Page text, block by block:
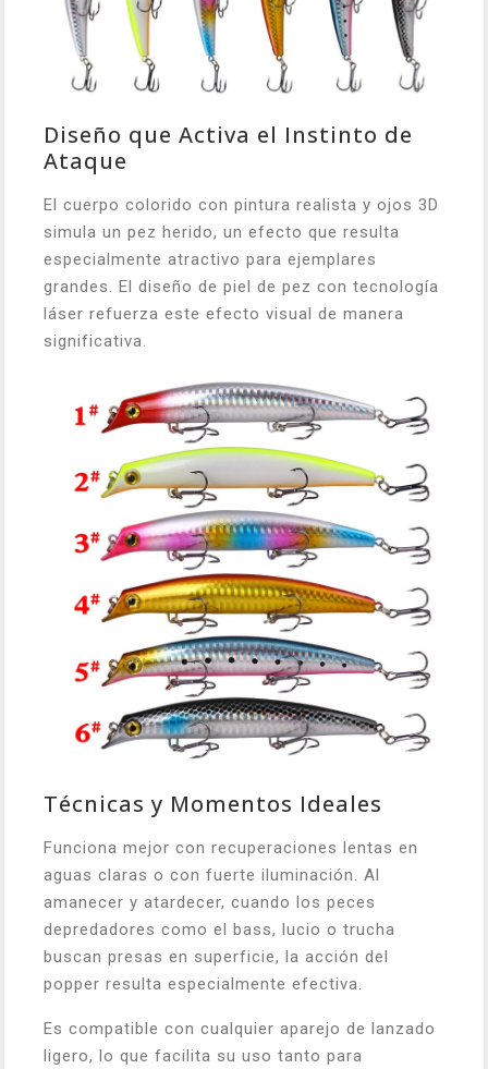
Diseño que Activa el Instinto de
Ataque
El cuerpo colorido con pintura realista y ojos 3D
simula un pez herido, un efecto que resulta
especialmente atractivo para ejemplares
grandes. El diseño de piel de pez con tecnología
láser refuerza este efecto visual de manera
significativa.
Técnicas y Momentos Ideales
Funciona mejor con recuperaciones lentas en
aguas claras o con fuerte iluminación. Al
amanecer y atardecer, cuando los peces
depredadores como el bass, lucio o trucha
buscan presas en superficie, la acción del
popper resulta especialmente efectiva.
Es compatible con cualquier aparejo de lanzado
ligero, lo que facilita su uso tanto para